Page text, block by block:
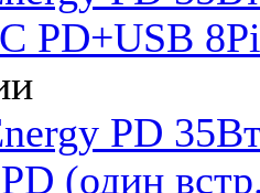
PD+USB
PD
(один